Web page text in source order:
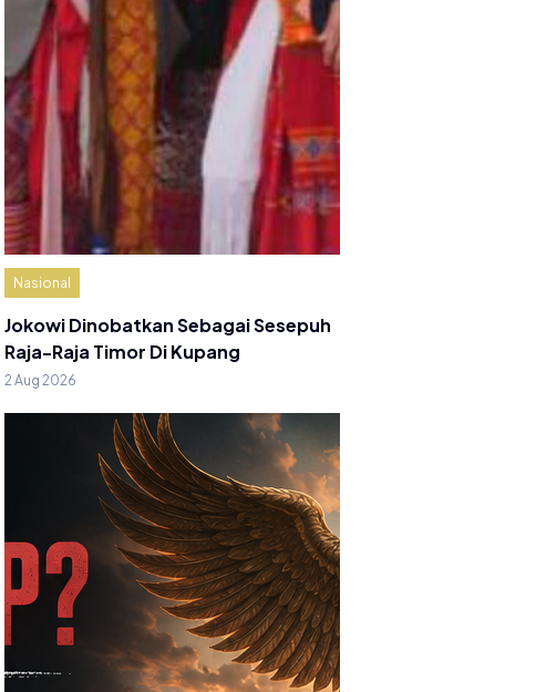
Nasional
Jokowi Dinobatkan Sebagai Sesepuh
Raja-Raja Timor Di Kupang
2 Aug 2026